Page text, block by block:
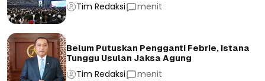
Tim Redaksi menit
Belum Putuskan Pengganti Febrie, Istana
Tunggu Usulan Jaksa Agung
Tim Redaksi menit